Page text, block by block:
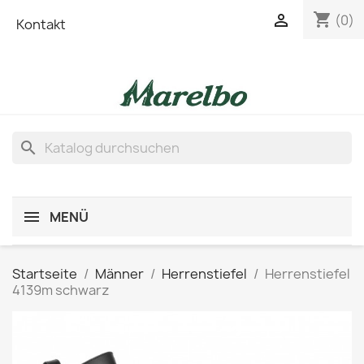
Kontakt shopping_cart (0)

search
MENÜ
Startseite Männer Herrenstiefel
Herrenstiefel
4139m schwarz